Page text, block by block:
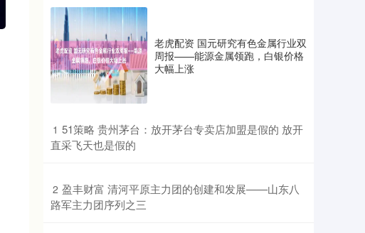
老虎配资 国元研究有色金属行业双
周报——能源金属领跑，白银价格
大幅上涨
1 ​51策略 贵州茅台：放开茅台专卖店加盟是假的 放开
直采飞天也是假的
2 ​盈丰财富 清河平原主力团的创建和发展——山东八
路军主力团序列之三